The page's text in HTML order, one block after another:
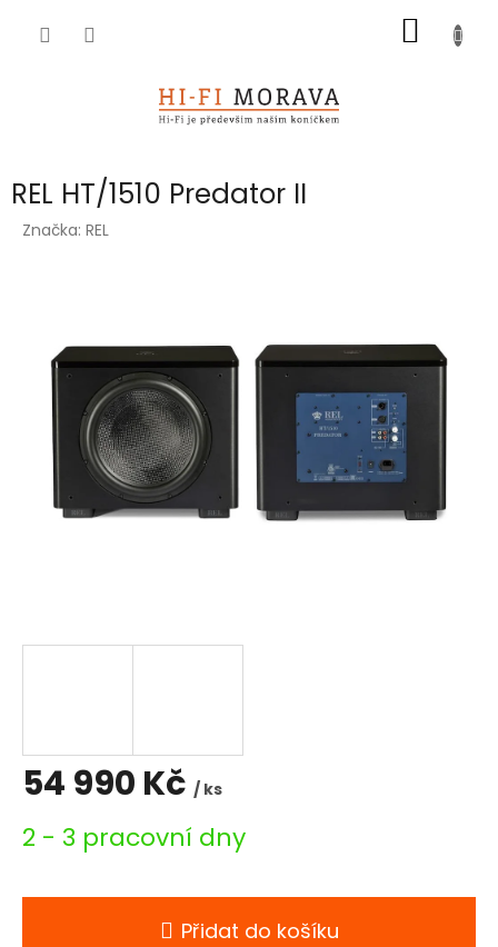
KOŠÍK
REL HT/1510 Predator II
Značka: REL
54 990 Kč / ks
cena:
2 - 3 pracovní dny
Přidat do košíku